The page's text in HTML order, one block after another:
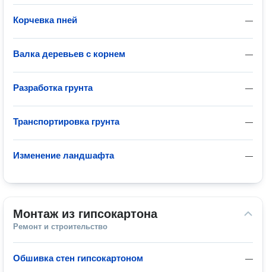
—
Корчевка пней
—
Валка деревьев с корнем
—
Разработка грунта
—
Транспортировка грунта
—
Изменение ландшафта
Монтаж из гипсокартона
Ремонт и строительство
—
Обшивка стен гипсокартоном